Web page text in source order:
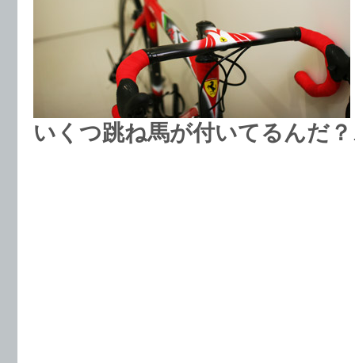
いくつ跳ね馬が付いてるんだ？